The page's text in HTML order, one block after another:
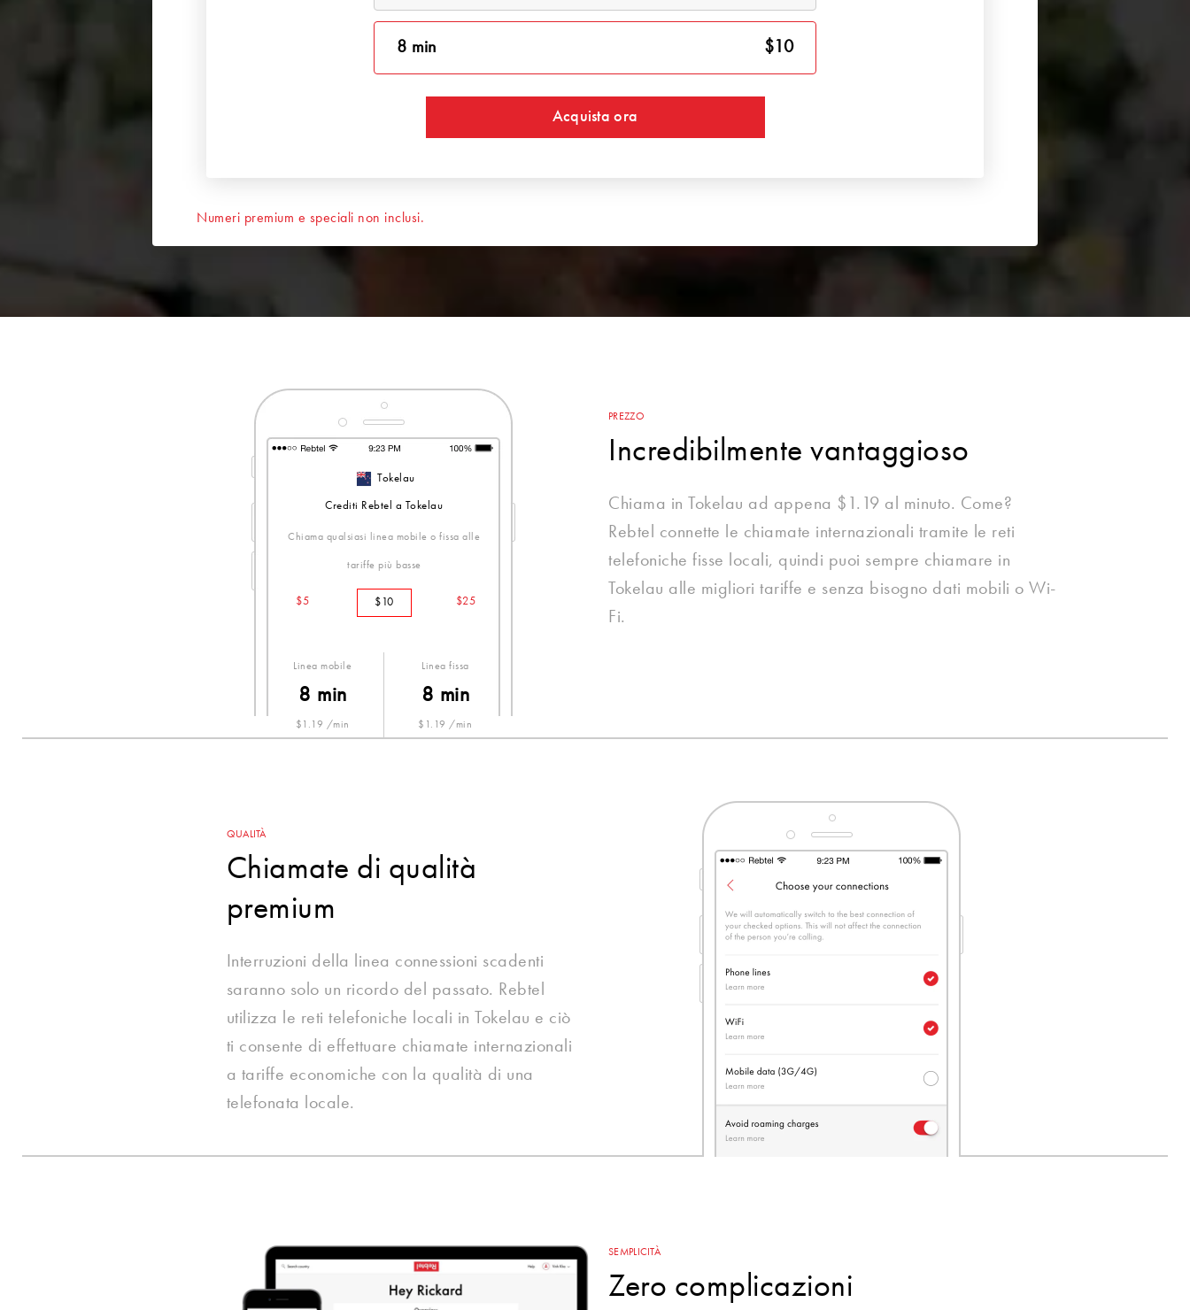
8 min $10
Acquista ora
Numeri premium e speciali non inclusi.
PREZZO
Incredibilmente vantaggioso
Chiama in Tokelau ad appena $1.19 al minuto. Come?
Rebtel connette le chiamate internazionali tramite le reti
telefoniche fisse locali, quindi puoi sempre chiamare in
Tokelau alle migliori tariffe e senza bisogno dati mobili o Wi-
Fi.
Tokelau
Crediti Rebtel a Tokelau
Chiama qualsiasi linea mobile o fissa alle
tariffe più basse
$5 $10 $25
Linea mobile
8 min
$1.19 /min
Linea fissa
8 min
$1.19 /min
QUALITÀ
Chiamate di qualità
premium
Interruzioni della linea connessioni scadenti
saranno solo un ricordo del passato. Rebtel
utilizza le reti telefoniche locali in Tokelau e ciò
ti consente di effettuare chiamate internazionali
a tariffe economiche con la qualità di una
telefonata locale.
SEMPLICITÀ
Zero complicazioni